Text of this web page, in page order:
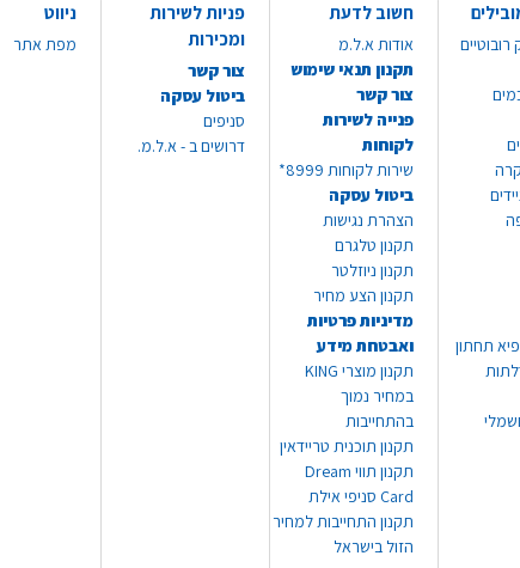
תחתון
חשוב לדעת
אודות א.ל.מ
תקנון תנאי שימוש
צור קשר
פנייה לשירות
לקוחות
שירות לקוחות 8999*
ביטול עסקה
הצהרת נגישות
תקנון טלגרם
תקנון ניוזלטר
תקנון הצע מחיר
מדיניות פרטיות
ואבטחת מידע
תקנון מוצרי KING
במחיר נמוך
בהתחייבות
תקנון תוכנית טריידאין
תקנון תווי Dream
Card סניפי אילת
תקנון התחייבות למחיר
הזול בישראל
פניות לשירות
ומכירות
צור קשר
ביטול עסקה
סניפים
דרושים ב - א.ל.מ.
ניווט
מפת אתר